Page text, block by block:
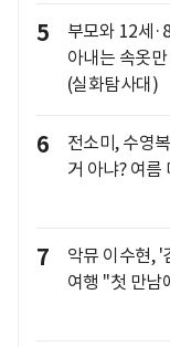
5
부모와 12세
아내는 속옷
(실화탐사대)
6
전소미, 수영
거 아냐? 여름
7
악뮤 이수현, '
여행 "첫 만남